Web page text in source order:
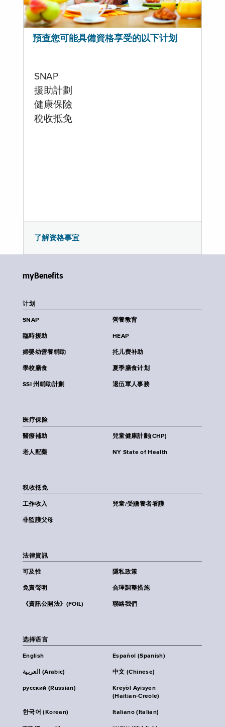
預查您可能具備資格享受的以下计划
SNAP
援助計劃
健康保險
稅收抵免
了解资格事宜
myBenefits
计划
SNAP 營養教育
臨時援助 HEAP
婦嬰幼營養輔助 扥儿费补助
學校膳食 夏季膳食计划
SSI 州輔助計劃 退伍軍人事務
医疗保险
醫療補助 兒童健康計劃(CHP)
老人配藥 NY State of Health
税收抵免
工作收入 兒童/受贍養者看護
非監護父母
法律資訊
可及性 隱私政策
免責聲明 合理調整措施
《資訊公開法》(FOIL) 聯絡我們
选择语言
English Español (Spanish)
العربية (Arabic) 中文 (Chinese)
русский (Russian)
Kreyòl Ayisyen
(Haitian-Creole)
한국어 (Korean) Italiano (Italian)